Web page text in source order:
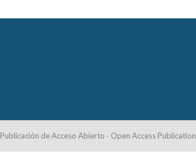
Publicación de Acceso Abierto · Open Access Publication